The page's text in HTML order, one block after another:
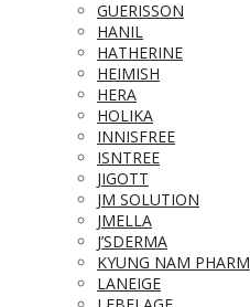
GUERISSON
HANIL
HATHERINE
HEIMISH
HERA
HOLIKA
INNISFREE
ISNTREE
JIGOTT
JM SOLUTION
JMELLA
J’SDERMA
KYUNG NAM PHARM
LANEIGE